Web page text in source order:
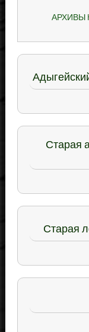
АРХИВЫ
Старая
Старая